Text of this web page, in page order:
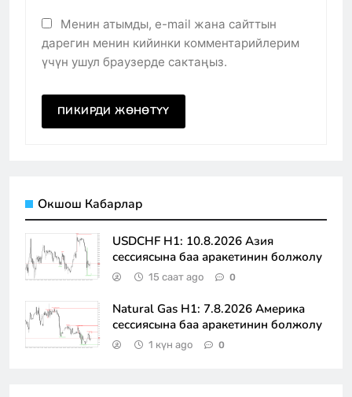
Менин атымды, e-mail жана сайттын
дарегин менин кийинки комментарийлерим
үчүн ушул браузерде сактаңыз.
Окшош Кабарлар
USDCHF H1: 10.8.2026 Азия
сессиясына баа аракетинин болжолу
15 саат ago 0
Natural Gas H1: 7.8.2026 Америка
сессиясына баа аракетинин болжолу
1 күн ago 0